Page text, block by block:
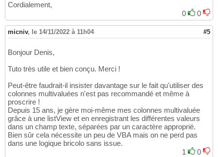
Cordialement,
0
0
micniv, le 14/11/2022 à 11h04 #5
Bonjour Denis,
Tuto très utile et bien conçu. Merci !
Peut-être faudrait-il insister davantage sur le fait qu'utiliser des
colonnes multivaluées n'est pas recommandé et même à
proscrire !
Depuis 15 ans, je gère moi-même mes colonnes multivaluée
grâce à une listView et en enregistrant les différentes valeurs
dans un champ texte, séparées par un caractère approprié.
Bien sûr cela nécessite un peu de VBA mais on ne perd pas
dans une logique bricolo sans issue.
1
0